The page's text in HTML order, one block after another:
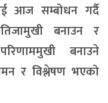
आज सम्बोधन गर्दै
बनाउन र
बनाउने
र विश्लेषण भएको